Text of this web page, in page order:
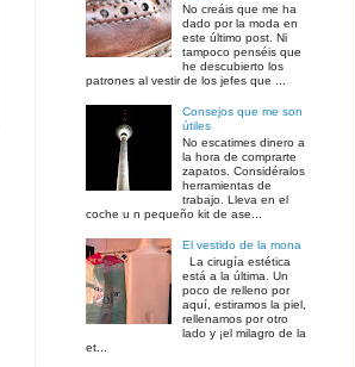
No creáis que me ha
dado por la moda en
este último post. Ni
tampoco penséis que
he descubierto los
patrones al vestir de los jefes que ...
Consejos que me son
útiles
No escatimes dinero a
la hora de comprarte
zapatos. Considéralos
herramientas de
trabajo. Lleva en el
coche u n pequeño kit de ase...
El vestido de la mona
La cirugía estética
está a la última. Un
poco de relleno por
aquí, estiramos la piel,
rellenamos por otro
lado y ¡el milagro de la
et...